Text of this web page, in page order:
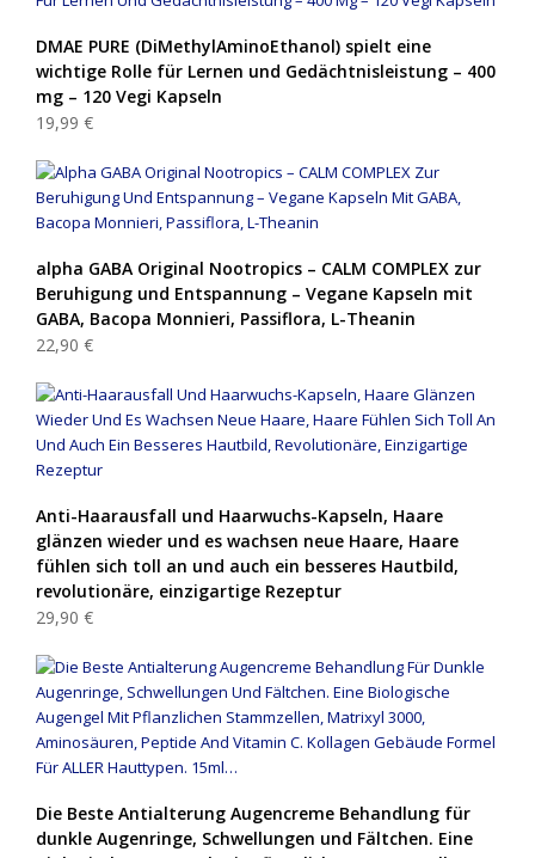
DMAE PURE (DiMethylAminoEthanol) spielt eine
wichtige Rolle für Lernen und Gedächtnisleistung – 400
mg – 120 Vegi Kapseln
19,99 €
alpha GABA Original Nootropics – CALM COMPLEX zur
Beruhigung und Entspannung – Vegane Kapseln mit
GABA, Bacopa Monnieri, Passiflora, L-Theanin
22,90 €
Anti-Haarausfall und Haarwuchs-Kapseln, Haare
glänzen wieder und es wachsen neue Haare, Haare
fühlen sich toll an und auch ein besseres Hautbild,
revolutionäre, einzigartige Rezeptur
29,90 €
Die Beste Antialterung Augencreme Behandlung für
dunkle Augenringe, Schwellungen und Fältchen. Eine